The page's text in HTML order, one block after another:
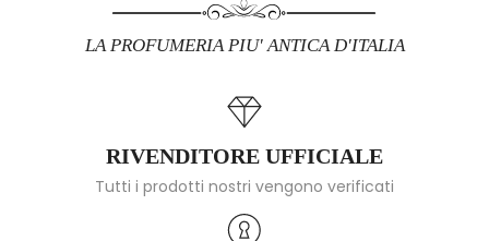
LA PROFUMERIA PIU' ANTICA D'ITALIA
RIVENDITORE UFFICIALE
Tutti i prodotti nostri vengono verificati